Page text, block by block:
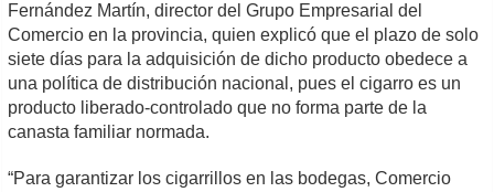
Fernández Martín, director del Grupo Empresarial del
Comercio en la provincia, quien explicó que el plazo de solo
siete días para la adquisición de dicho producto obedece a
una política de distribución nacional, pues el cigarro es un
producto liberado-controlado que no forma parte de la
canasta familiar normada.
“Para garantizar los cigarrillos en las bodegas, Comercio